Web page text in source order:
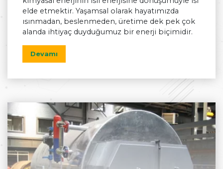
elde etmektir. Yaşamsal olarak hayatımızda
ısınmadan, beslenmeden, üretime dek pek çok
alanda ihtiyaç duyduğumuz bir enerji biçimidir.
Devamı